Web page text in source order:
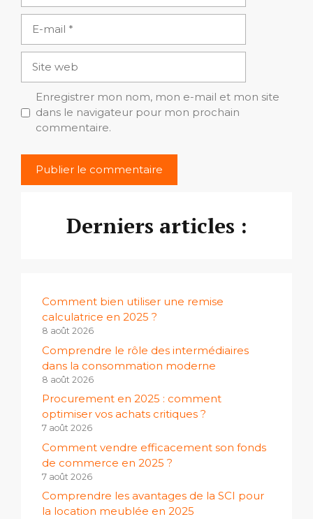
mail
web
Enregistrer mon nom, mon e-mail et mon site
dans le navigateur pour mon prochain
commentaire.
Derniers articles :
Comment bien utiliser une remise
calculatrice en 2025 ?
8 août 2026
Comprendre le rôle des intermédiaires
dans la consommation moderne
8 août 2026
Procurement en 2025 : comment
optimiser vos achats critiques ?
7 août 2026
Comment vendre efficacement son fonds
de commerce en 2025 ?
7 août 2026
Comprendre les avantages de la SCI pour
la location meublée en 2025